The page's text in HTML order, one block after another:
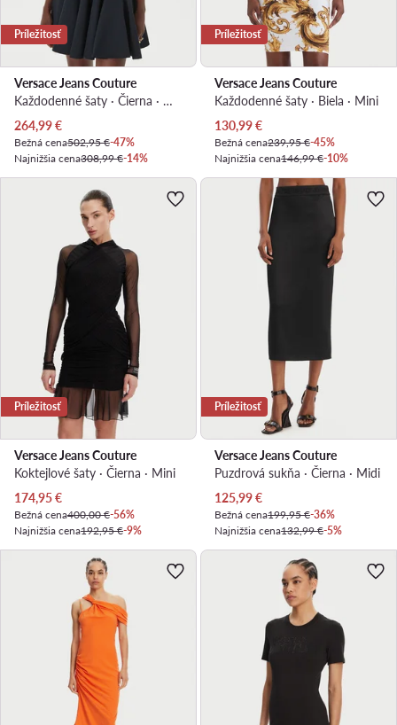
Príležitosť
Versace Jeans Couture
Každodenné šaty · Čierna · Mini
Aktuálna cena
264,99€
Bežná cena502,95 €-47%
Najnižšia cena308,99 €-14%
Príležitosť
Versace Jeans Couture
Každodenné šaty · Biela · Mini
Aktuálna cena
130,99€
Bežná cena239,95 €-45%
Najnižšia cena146,99 €-10%
Príležitosť
Versace Jeans Couture
Koktejlové šaty · Čierna · Mini
Aktuálna cena
174,95€
Bežná cena400,00 €-56%
Najnižšia cena192,95 €-9%
Príležitosť
Versace Jeans Couture
Puzdrová sukňa · Čierna · Midi
Aktuálna cena
125,99€
Bežná cena199,95 €-36%
Najnižšia cena132,99 €-5%